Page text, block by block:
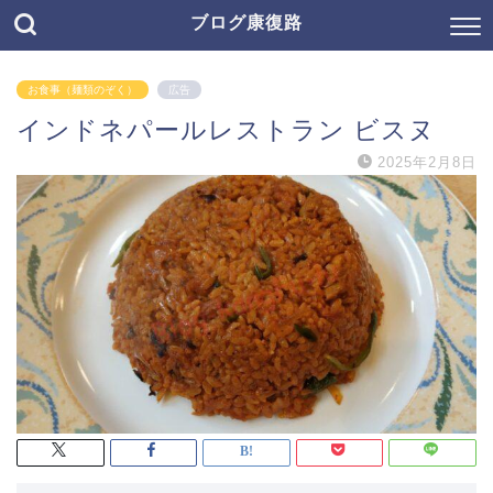
ブログ康復路
お食事（麺類のぞく） 広告
インドネパールレストラン ビスヌ
2025年2月8日